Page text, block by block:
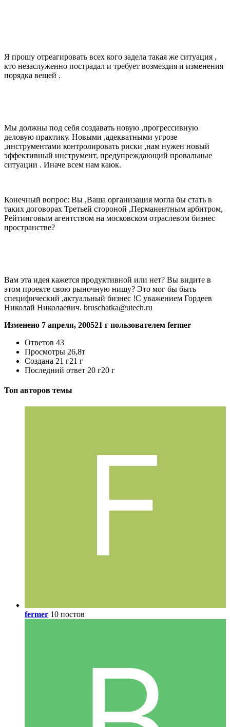
Я прошу отреагировать всех кого задела такая же ситуация ,
кто незаслуженно пострадал и требует возмездия и изменения
порядка вещей .
Мы должны под себя создавать новую ,прогрессивную
деловую практику. Новыми ,адекватными угрозе
,инструментами контролировать риски ,нам нужен новый
эффективный инструмент, предупреждающий провальные
ситуации . Иначе всем нам каюк.
Конечный вопрос: Вы ,Ваша организация могла бы стать в
таких договорах Третьей стороной ,Перманентным арбитром,
Рейтинговым агентством на московском отраслевом бизнес
пространстве?
Вам эта идея кажется продуктивной или нет? Вы видите в
этом проекте свою рыночную нишу? Это мог бы быть
специфический ,актуальный бизнес !С уважением Гордеев
Николай Николаевич. bruschatka@utech.ru
Изменено 7 апреля, 200521 г пользователем fermer
Ответов 43
Просмотры 26,8т
Создана 21 г21 г
Последний ответ 20 г20 г
Топ авторов темы
fermer 10 постов